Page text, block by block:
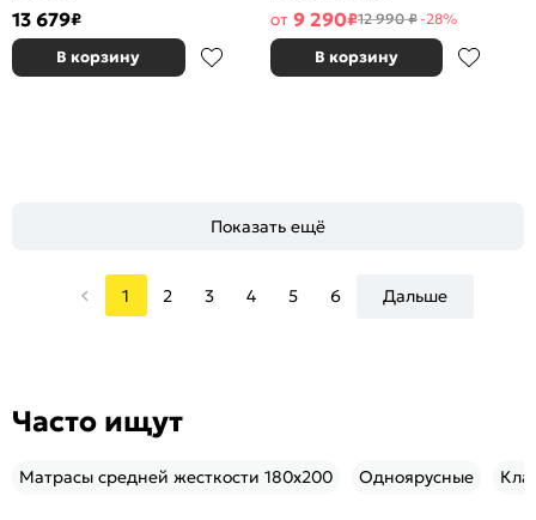
13 679₽
В корзину
от 9 290₽12 990 ₽-28%
В корзину
Показать ещё
1 2 3 4 5 6 Дальше
Часто ищут
Матрасы средней жесткости 180x200 Одноярусные